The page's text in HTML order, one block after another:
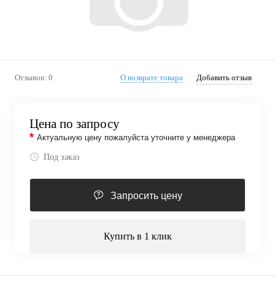
Отзывов: 0 О возврате товара Добавить отзыв
Цена по запросу
* Актуальную цену пожалуйста уточните у менеджера
Под заказ
Запросить цену
Купить в 1 клик